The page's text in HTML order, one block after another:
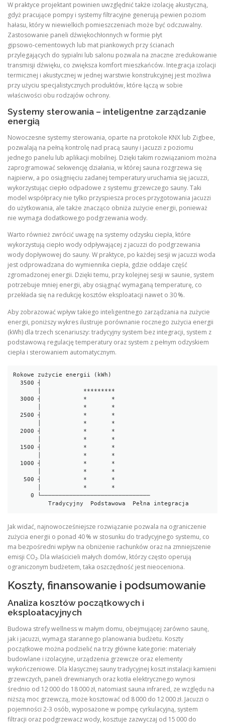
W praktyce projektant powinien uwzględnić także izolację akustyczną,
gdyż pracujące pompy i systemy filtracyjne generują pewien poziom
hałasu, który w niewielkich pomieszczeniach może być odczuwalny.
Zastosowanie paneli dźwiękochłonnych w formie płyt
gipsowo‑cementowych lub mat piankowych przy ścianach
przylegających do sypialni lub salonu pozwala na znaczne zredukowanie
transmisji dźwięku, co zwiększa komfort mieszkańców. Integracja izolacji
termicznej i akustycznej w jednej warstwie konstrukcyjnej jest możliwa
przy użyciu specjalistycznych produktów, które łączą w sobie
właściwości obu rodzajów ochrony.
Systemy sterowania – inteligentne zarządzanie
energią
Nowoczesne systemy sterowania, oparte na protokole KNX lub Zigbee,
pozwalają na pełną kontrolę nad pracą sauny i jacuzzi z poziomu
jednego panelu lub aplikacji mobilnej. Dzięki takim rozwiązaniom można
zaprogramować sekwencję działania, w której sauna rozgrzewa się
najpierw, a po osiągnięciu zadanej temperatury uruchamia się jacuzzi,
wykorzystując ciepło odpadowe z systemu grzewczego sauny. Taki
model współpracy nie tylko przyspiesza proces przygotowania jacuzzi
do użytkowania, ale także znacząco obniża zużycie energii, ponieważ
nie wymaga dodatkowego podgrzewania wody.
Warto również zwrócić uwagę na systemy odzysku ciepła, które
wykorzystują ciepło wody odpływającej z jacuzzi do podgrzewania
wody dopływowej do sauny. W praktyce, po każdej sesji w jacuzzi woda
jest odprowadzana do wymiennika ciepła, gdzie oddaje część
zgromadzonej energii. Dzięki temu, przy kolejnej sesji w saunie, system
potrzebuje mniej energii, aby osiągnąć wymaganą temperaturę, co
przekłada się na redukcję kosztów eksploatacji nawet o 30 %.
Aby zobrazować wpływ takiego inteligentnego zarządzania na zużycie
energii, poniższy wykres ilustruje porównanie rocznego zużycia energii
(kWh) dla trzech scenariuszy: tradycyjny system bez integracji, system z
podstawową regulację temperatury oraz system z pełnym odzyskiem
ciepła i sterowaniem automatycznym.
Rokowe zużycie energii (kWh)
  3500 ┤
  3000 ┤            *       *
  2500 ┤            *       *
  2000 ┤            *       *
   500 ┤            *       *
     0 └───────────────────────────────
Jak widać, najnowocześniejsze rozwiązanie pozwala na ograniczenie
zużycia energii o ponad 40 % w stosunku do tradycyjnego systemu, co
ma bezpośredni wpływ na obniżenie rachunków oraz na zmniejszenie
emisji CO₂. Dla właścicieli małych domów, którzy często operują
ograniczonym budżetem, taka oszczędność jest nieoceniona.
Koszty, finansowanie i podsumowanie
Analiza kosztów początkowych i
eksploatacyjnych
Budowa strefy wellness w małym domu, obejmującej zarówno saunę,
jak i jacuzzi, wymaga starannego planowania budżetu. Koszty
początkowe można podzielić na trzy główne kategorie: materiały
budowlane i izolacyjne, urządzenia grzewcze oraz elementy
wykończeniowe. Dla klasycznej sauny tradycyjnej koszt instalacji kamieni
grzewczych, paneli drewnianych oraz kotła elektrycznego wynosi
średnio od 12 000 do 18 000 zł, natomiast sauna infrared, ze względu na
niższą moc grzewczą, może kosztować od 8 000 do 12 000 zł. Jacuzzi o
pojemności 2‑3 osób, wyposażone w pompę cyrkulacyjną, system
filtracji oraz podgrzewacz wody, kosztuje zazwyczaj od 15 000 do